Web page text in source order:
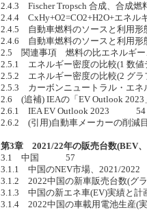
2.4.3 Fischer Tropsch 合成、合
2.4.4 CxHy+O2=CO2+H2O+エ
2.4.5 自動車燃料のソースと利
2.4.6 自動車燃料のソースと利
2.5 関連事項 燃料の比エネル
2.5.1 エネルギー密度の比較(1
2.5.2 エネルギー密度の比較(2
2.5.3 カーボンニュートラル・
2.6 (追補) IEAの「EV Outlook
2.6.1 IEA EV Outlook 2023 54
2.6.2 (引用)自動車メーカーの削
第3章 2021/22年の販売台数(BEV
3.1 中国 57
3.1.1 中国のNEV市場、2021/
3.1.2 2022中国の新車販売台数
3.1.3 中国の新エネ車(EV)実績
3.1.4 2022中国の車載用電池生